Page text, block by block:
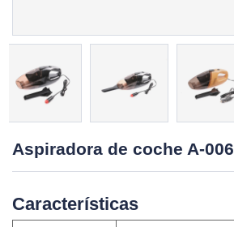
Aspiradora de coche A-006
Características